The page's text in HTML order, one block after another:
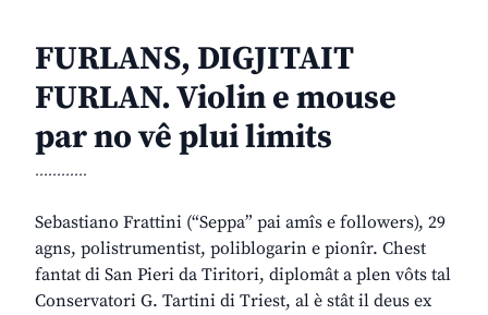
FURLANS, DIGJITAIT
FURLAN. Violin e mouse
par no vê plui limits
............
Sebastiano Frattini (“Seppa” pai amîs e followers), 29
agns, polistrumentist, poliblogarin e pionîr. Chest
fantat di San Pieri da Tiritori, diplomât a plen vôts tal
Conservatori G. Tartini di Triest, al è stât il deus ex